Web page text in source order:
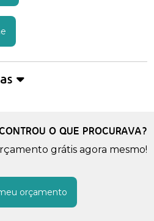
O QUE PROCURAVA?
grátis agora mesmo!
orçamento